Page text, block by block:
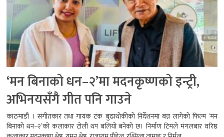
‘मन बिनाको धन–२’मा मदनकृष्णको इन्ट्री,
अभिनयसँगै गीत पनि गाउने
काठमाडौं । संगीतकार तथा गायक टंक बुढाथोकीको निर्देशनमा बन्न लागेको फिल्म ‘मन
बिनाको धन–२’को कलाकार टोली थप बलियो बनेको छ। निर्माण टिमले मंगलबार वरिष्ठ